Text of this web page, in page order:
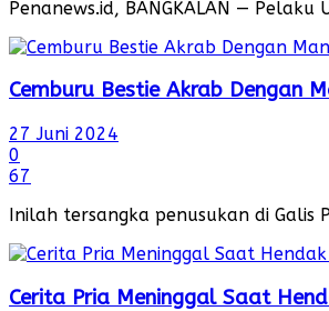
Penanews.id, BANGKALAN —
Cemburu Bestie Akrab Dengan
27 Juni 2024
0
67
Inilah tersangka penusukan di Galis
Cerita Pria Meninggal Saat